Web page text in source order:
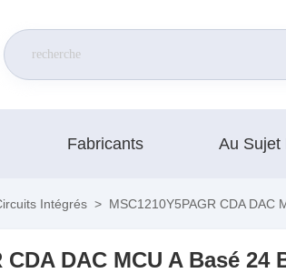
Fabricants Au Sujet
Intégrés > MSC1210Y5PAGR CDA DAC
CDA DAC MCU A Basé 24